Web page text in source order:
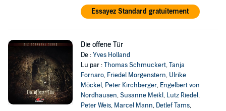
Essayez Standard gratuitement
Die offene Tür
De :Yves Holland
Lu par :Thomas Schmuckert,Tanja
Fornaro, Friedel Morgenstern, Ulrike
Möckel, Peter Kirchberger, Engelbert von
Nordhausen,Susanne Meikl, Lutz Riedel,
Peter Weis, Marcel Mann, Detlef Tams,